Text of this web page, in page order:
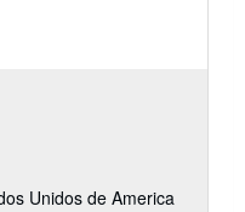
Unidos de America